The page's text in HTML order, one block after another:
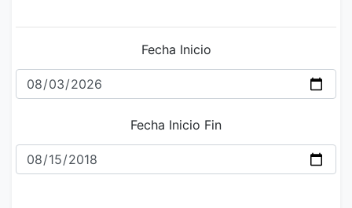
Fecha Inicio
Fecha Inicio Fin